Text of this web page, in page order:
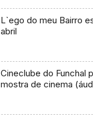
L`ego do meu Bairro
abril
Cineclube do Funchal
mostra de cinema